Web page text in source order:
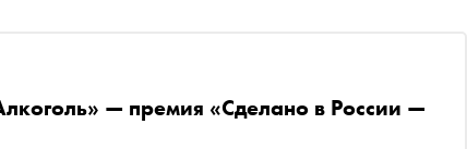
— премия «Сделано в России —